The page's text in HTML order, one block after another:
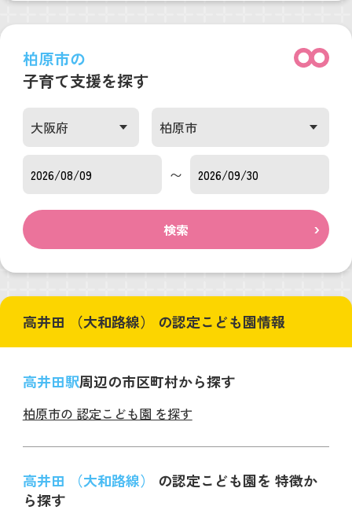
柏原市の
子育て支援を探す
〜
検索
高井田 （大和路線） の認定こども園情報
高井田駅周辺の市区町村から探す
柏原市の 認定こども園 を探す
高井田 （大和路線） の認定こども園を 特徴か
ら探す